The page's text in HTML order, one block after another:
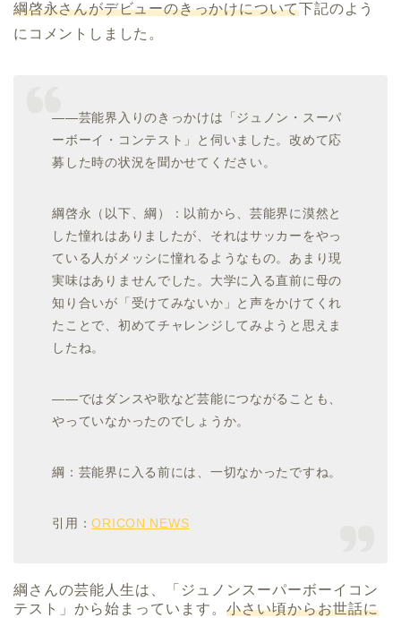
綱啓永さんがデビューのきっかけについて下記のよう
にコメントしました。
――芸能界入りのきっかけは「ジュノン・スーパ
ーボーイ・コンテスト」と伺いました。改めて応
募した時の状況を聞かせてください。
綱啓永（以下、綱）：以前から、芸能界に漠然と
した憧れはありましたが、それはサッカーをやっ
ている人がメッシに憧れるようなもの。あまり現
実味はありませんでした。大学に入る直前に母の
知り合いが「受けてみないか」と声をかけてくれ
たことで、初めてチャレンジしてみようと思えま
したね。
――ではダンスや歌など芸能につながることも、
やっていなかったのでしょうか。
綱：芸能界に入る前には、一切なかったですね。
引用：ORICON NEWS
綱さんの芸能人生は、「ジュノンスーパーボーイコン
テスト」から始まっています。 小さい頃からお世話に